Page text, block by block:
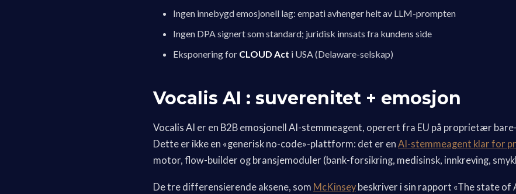
Ingen innebygd emosjonell lag: empati avhenger helt av LLM-prompten
Ingen DPA signert som standard; juridisk innsats fra kundens side
Eksponering for CLOUD Act i USA (Delaware-selskap)
Vocalis AI : suverenitet + emosjon
Vocalis AI er en B2B emosjonell AI-stemmeagent, operert fra EU på proprietær
Dette er ikke en «generisk no-code»-plattform: det er en AI-stemmeagent klar for
motor, flow-builder og bransjemoduler (bank-forsikring, medisinsk, innkreving,
De tre differensierende aksene, som McKinsey beskriver i sin rapport «The state of